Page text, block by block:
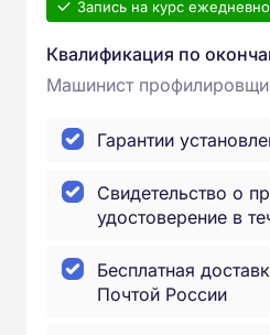
Запись на курс ежедневно
Квалификация по
Машинист
Гарантии
Свидетельство о
удостоверение в
Бесплатная
Почтой России